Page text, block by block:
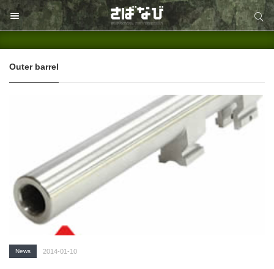
サイト内検索
Outer barrel
News 2014-01-10
サイト内検索